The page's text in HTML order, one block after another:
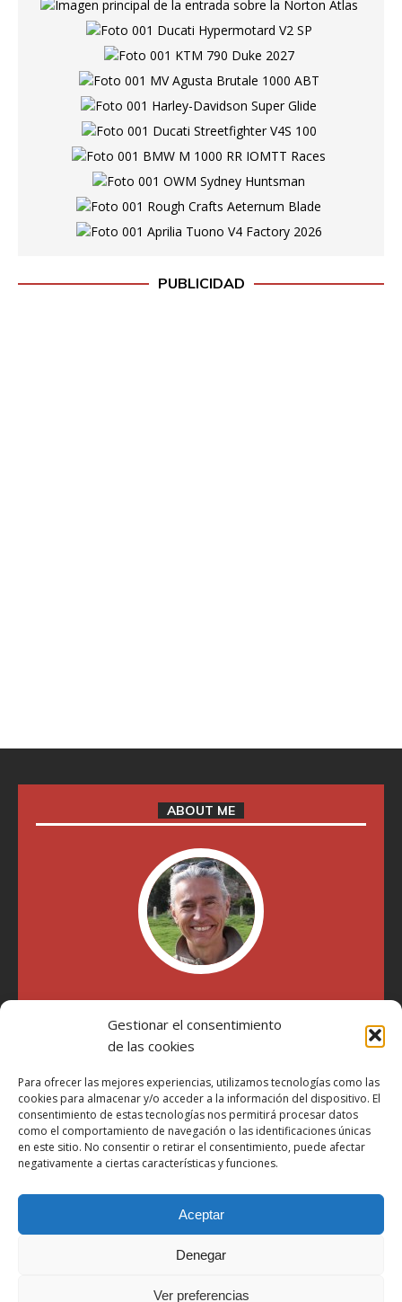
Gestionar el consentimiento
de las cookies
Para ofrecer las mejores experiencias, utilizamos tecnologías como las
cookies para almacenar y/o acceder a la información del dispositivo. El
consentimiento de estas tecnologías nos permitirá procesar datos
como el comportamiento de navegación o las identificaciones únicas
en este sitio. No consentir o retirar el consentimiento, puede afectar
negativamente a ciertas características y funciones.
Aceptar
Denegar
Ver preferencias
PUBLICIDAD
ABOUT ME
"Soy Manel Hospido, nací en Valencia en 1969 y desde el
año 2007 he escrito sobre motos en distintos medios.
Millatrece.com es una apuesta por escribir sobre lo que me
participa"
Aviso Legal
Política de Privacidad
Más Información sobre Cookies